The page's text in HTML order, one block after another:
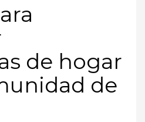
de hogar
de